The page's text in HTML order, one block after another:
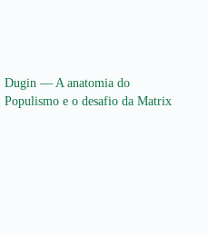
Dugin — A anatomia do
Populismo e o desafio da Matrix